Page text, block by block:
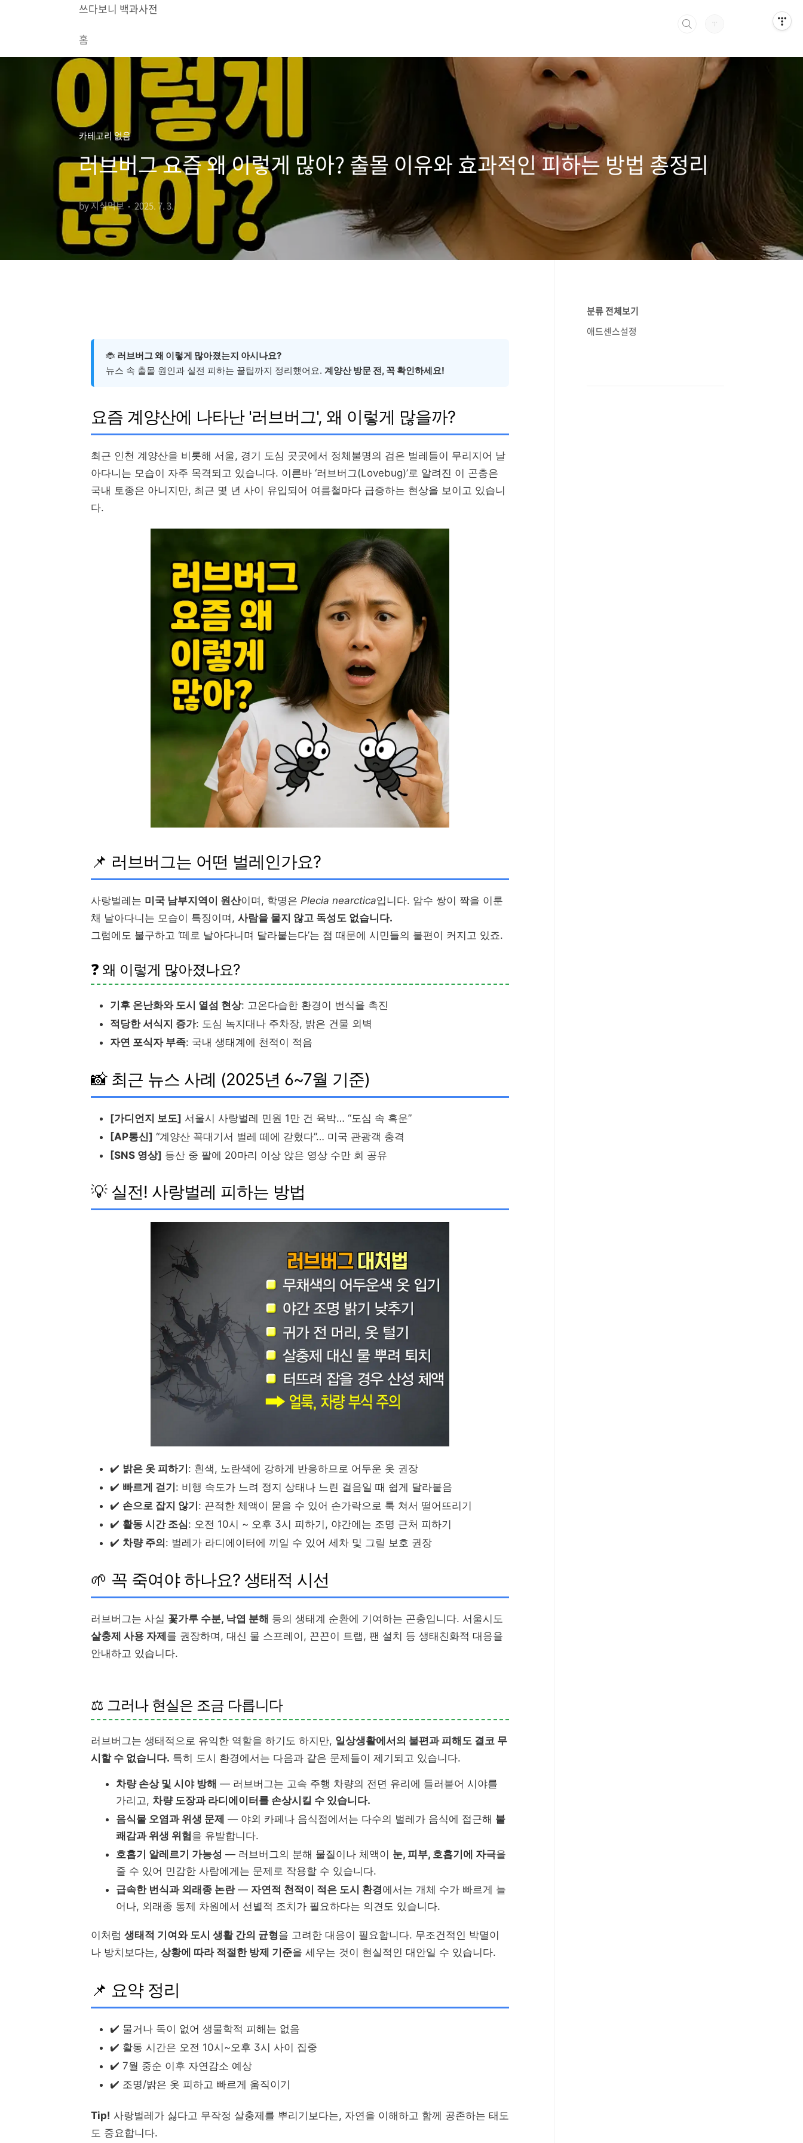
쓰다보니 백과사전
홈
카테고리 없음
러브버그 요즘 왜 이렇게 많아? 출몰 이유와 효과적인 피하는 방법 총정리
by 지식먹보 2025. 7. 3.
🐞 러브버그 왜 이렇게 많아졌는지 아시나요?
뉴스 속 출몰 원인과 실전 피하는 꿀팁까지 정리했어요. 계양산 방문 전, 꼭 확인하세요!
요즘 계양산에 나타난 '러브버그', 왜 이렇게 많을까?
최근 인천 계양산을 비롯해 서울, 경기 도심 곳곳에서 정체불명의 검은 벌레들이 무리지어 날
아다니는 모습이 자주 목격되고 있습니다. 이른바 ‘러브버그(Lovebug)’로 알려진 이 곤충은
국내 토종은 아니지만, 최근 몇 년 사이 유입되어 여름철마다 급증하는 현상을 보이고 있습니
다.
📌 러브버그는 어떤 벌레인가요?
사랑벌레는 미국 남부지역이 원산이며, 학명은 Plecia nearctica입니다. 암수 쌍이 짝을 이룬
채 날아다니는 모습이 특징이며, 사람을 물지 않고 독성도 없습니다.
그럼에도 불구하고 ‘떼로 날아다니며 달라붙는다’는 점 때문에 시민들의 불편이 커지고 있죠.
❓ 왜 이렇게 많아졌나요?
기후 온난화와 도시 열섬 현상: 고온다습한 환경이 번식을 촉진
적당한 서식지 증가: 도심 녹지대나 주차장, 밝은 건물 외벽
자연 포식자 부족: 국내 생태계에 천적이 적음
📸 최근 뉴스 사례 (2025년 6~7월 기준)
[가디언지 보도] 서울시 사랑벌레 민원 1만 건 육박… “도심 속 흑운”
[AP통신] “계양산 꼭대기서 벌레 떼에 갇혔다”… 미국 관광객 충격
[SNS 영상] 등산 중 팔에 20마리 이상 앉은 영상 수만 회 공유
💡 실전! 사랑벌레 피하는 방법
✔️ 밝은 옷 피하기 : 흰색, 노란색에 강하게 반응하므로 어두운 옷 권장
✔️ 빠르게 걷기 : 비행 속도가 느려 정지 상태나 느린 걸음일 때 쉽게 달라붙음
✔️ 손으로 잡지 않기 : 끈적한 체액이 묻을 수 있어 손가락으로 툭 쳐서 떨어뜨리기
✔️ 활동 시간 조심: 오전 10시 ~ 오후 3시 피하기, 야간에는 조명 근처 피하기
✔️ 차량 주의 : 벌레가 라디에이터에 끼일 수 있어 세차 및 그릴 보호 권장
🌱 꼭 죽여야 하나요? 생태적 시선
러브버그는 사실 꽃가루 수분, 낙엽 분해 등의 생태계 순환에 기여하는 곤충입니다. 서울시도
살충제 사용 자제를 권장하며, 대신 물 스프레이, 끈끈이 트랩, 팬 설치 등 생태친화적 대응을
안내하고 있습니다.
⚖️ 그러나 현실은 조금 다릅니다
러브버그는 생태적으로 유익한 역할을 하기도 하지만, 일상생활에서의 불편과 피해도 결코 무
시할 수 없습니다. 특히 도시 환경에서는 다음과 같은 문제들이 제기되고 있습니다.
차량 손상 및 시야 방해 — 러브버그는 고속 주행 차량의 전면 유리에 들러붙어 시야를
가리고, 차량 도장과 라디에이터를 손상시킬 수 있습니다.
음식물 오염과 위생 문제 — 야외 카페나 음식점에서는 다수의 벌레가 음식에 접근해 불
쾌감과 위생 위험을 유발합니다.
호흡기 알레르기 가능성 — 러브버그의 분해 물질이나 체액이 눈, 피부, 호흡기에 자극을
줄 수 있어 민감한 사람에게는 문제로 작용할 수 있습니다.
급속한 번식과 외래종 논란— 자연적 천적이 적은 도시 환경에서는 개체 수가 빠르게 늘
어나, 외래종 통제 차원에서 선별적 조치가 필요하다는 의견도 있습니다.
이처럼 생태적 기여와 도시 생활 간의 균형을 고려한 대응이 필요합니다. 무조건적인 박멸이
나 방치보다는, 상황에 따라 적절한 방제 기준을 세우는 것이 현실적인 대안일 수 있습니다.
📌 요약 정리
✔️ 물거나 독이 없어 생물학적 피해는 없음
✔️ 활동 시간은 오전 10시~오후 3시 사이 집중
✔️ 7월 중순 이후 자연감소 예상
✔️ 조명/밝은 옷 피하고 빠르게 움직이기
Tip! 사랑벌레가 싫다고 무작정 살충제를 뿌리기보다는, 자연을 이해하고 함께 공존하는 태도
도 중요합니다.
분류 전체보기
애드센스설정